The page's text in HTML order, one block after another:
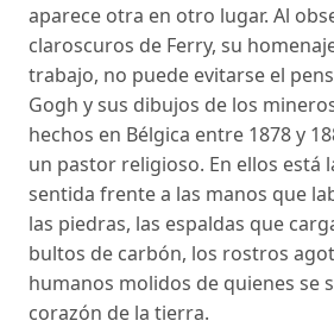
aparece otra en otro lugar. Al
claroscuros de Ferry, su
trabajo, no puede evitarse el
Gogh y sus dibujos de los
hechos en Bélgica entre 1878 y
un pastor religioso. En ellos está
sentida frente a las manos que
las piedras, las espaldas que
bultos de carbón, los rostros
humanos molidos de quienes se
corazón de la tierra.